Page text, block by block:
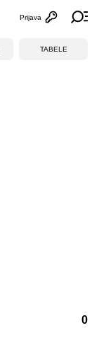
Otvori
Prijava
TABELE
0